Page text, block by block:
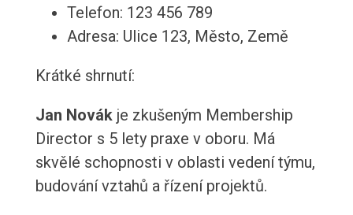
Telefon: 123 456 789
Adresa: Ulice 123, Město, Země
Krátké shrnutí:
Jan Novákje zkušeným Membership
Director s 5 lety praxe v oboru. Má
skvělé schopnosti v oblasti vedení týmu,
budování vztahů a řízení projektů.